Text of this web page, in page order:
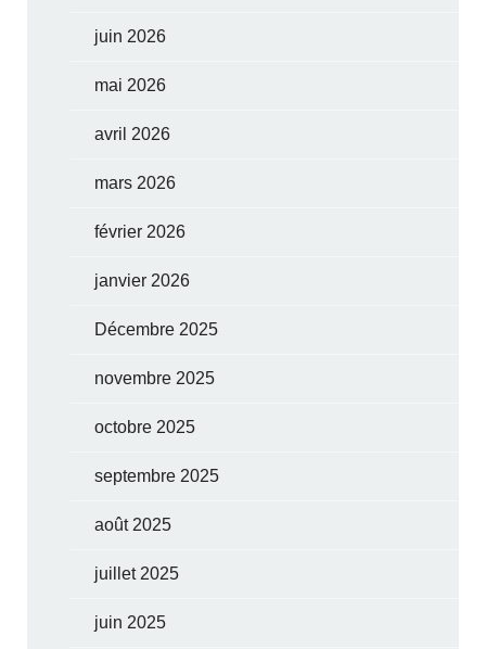
juin 2026
mai 2026
avril 2026
mars 2026
février 2026
janvier 2026
Décembre 2025
novembre 2025
octobre 2025
septembre 2025
août 2025
juillet 2025
juin 2025